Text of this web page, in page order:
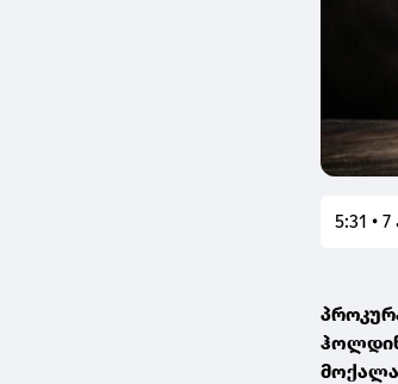
5:31 •